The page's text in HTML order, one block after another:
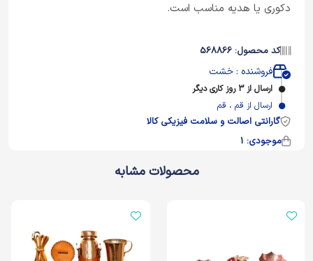
دکوری یا هدیه مناسب است.
کد محصول: 568866
فروشنده : خشت
ارسال از 3 روز کاری دیگر
ارسال از قم ، قم
گارانتی اصالت و سلامت فیزیکی کالا
موجودی: 1
محصولات مشابه